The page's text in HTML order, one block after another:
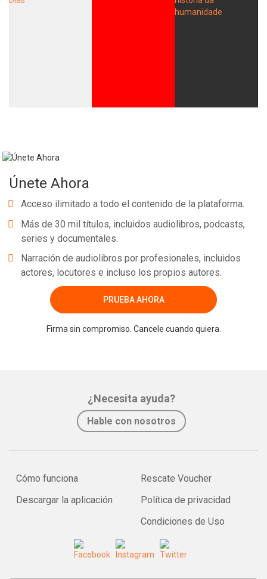
Únete Ahora
Acceso ilimitado a todo el contenido de la plataforma.
Más de 30 mil títulos, incluidos audiolibros, podcasts,
series y documentales.
Narración de audiolibros por profesionales, incluidos
actores, locutores e incluso los propios autores.
PRUEBA AHORA
Firma sin compromiso. Cancele cuando quiera.
¿Necesita ayuda?
Hable con nosotros
Cómo funciona
Descargar la aplicación
Rescate Voucher
Política de privacidad
Condiciones de Uso